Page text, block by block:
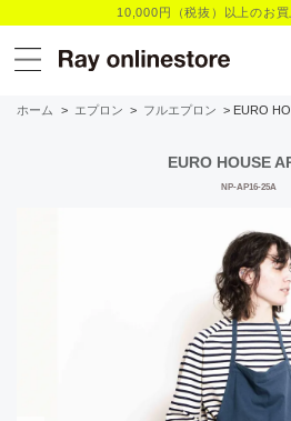
10,000円（税抜）以上のお
ホーム > エプロン > フルエプロン > EURO
EURO HOUSE
NP-AP16-25A